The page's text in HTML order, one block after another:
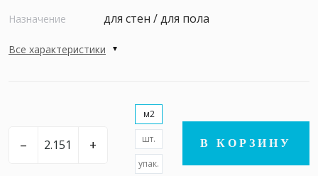
Назначение для стен / для пола
Все характеристики
– +
м2
шт.
упак.
В КОРЗИНУ